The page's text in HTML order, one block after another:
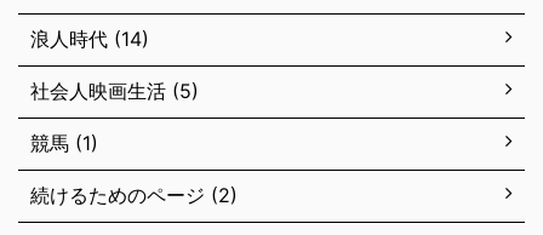
浪人時代 (14)
社会人映画生活 (5)
競馬 (1)
続けるためのページ (2)